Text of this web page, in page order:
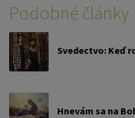
Podobné články
Svedectvo: Keď
Hnevám sa na